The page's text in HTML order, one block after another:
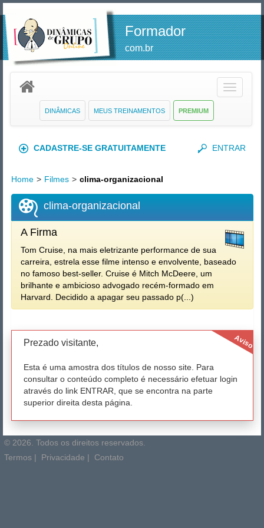
Formador
com.br
Toggle
PREMIUM
MEUS TREINAMENTOS
DINÂMICAS
CADASTRE-SE GRATUITAMENTE ENTRAR
Home > Filmes > clima-organizacional
clima-organizacional
A Firma
Tom Cruise, na mais eletrizante performance de sua
carreira, estrela esse filme intenso e envolvente, baseado
no famoso best-seller. Cruise é Mitch McDeere, um
brilhante e ambicioso advogado recém-formado em
Harvard. Decidido a apagar seu passado p(...)
Aviso
Prezado visitante,
Esta é uma amostra dos títulos de nosso site. Para
consultar o conteúdo completo é necessário efetuar login
através do link ENTRAR, que se encontra na parte
superior direita desta página.
© 2026. Todos os direitos reservados.
Termos | Privacidade | Contato